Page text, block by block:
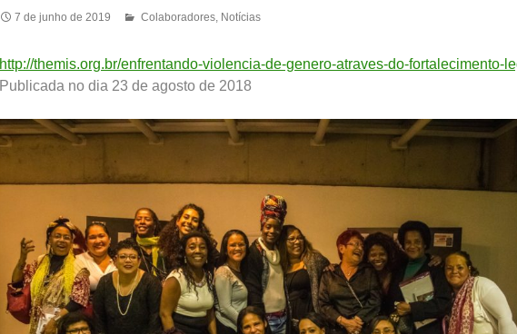
7 de junho de 2019 Colaboradores, Notícias
http://themis.org.br/enfrentando-violencia-de-genero-atraves-do-fortalecimento-
Publicada no dia 23 de agosto de 2018